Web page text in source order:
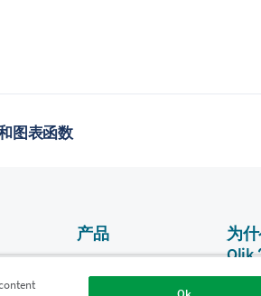
图表函数
产品
为
Qlik
为什